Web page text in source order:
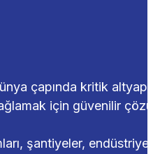
çapında kritik
için güvenilir
şantiyeler,